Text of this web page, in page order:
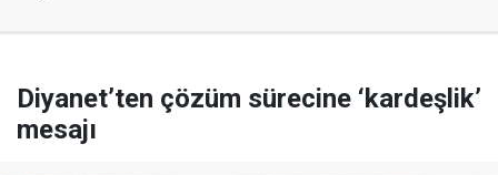
Diyanet’ten çözüm sürecine ‘kardeşlik’
mesajı